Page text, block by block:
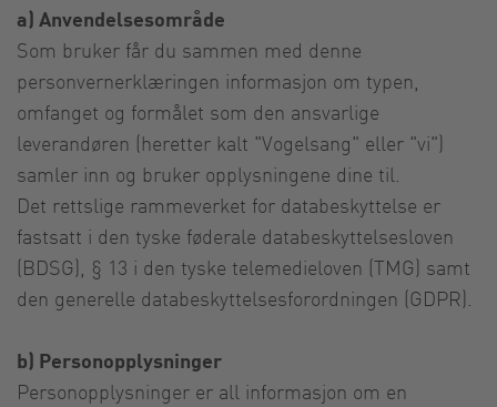
a) Anvendelsesområde
Som bruker får du sammen med denne
personvernerklæringen informasjon om typen,
omfanget og formålet som den ansvarlige
leverandøren (heretter kalt "Vogelsang" eller "vi")
samler inn og bruker opplysningene dine til.
Det rettslige rammeverket for databeskyttelse er
fastsatt i den tyske føderale databeskyttelsesloven
(BDSG), § 13 i den tyske telemedieloven (TMG) samt
den generelle databeskyttelsesforordningen (GDPR).
b) Personopplysninger
Personopplysninger er all informasjon om en